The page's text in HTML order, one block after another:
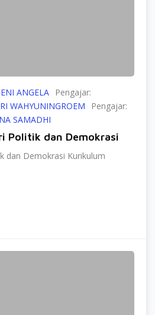
ANGELA
Pengajar:
WAHYUNINGROEM
Pengajar:
SAMADHI
Politik dan Demokrasi
dan Demokrasi Kurikulum